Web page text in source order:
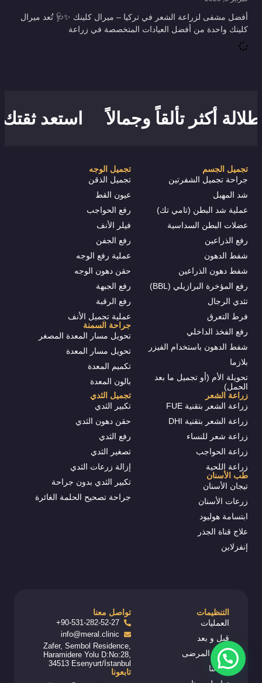
أفضل مشفى لزراعة الشعر في تركيا – ميرال كلينك ✨🩺 تُعد ميرال
كلينك واحدة من أفضل العيادات المتخصصة في زراعة
استعد ثقتك أكثر تألقاً وجمالاً
تجميل الجسم
جراحة تجميل الشفرتين
شد المهبل
عملية شد البطن (تامي تك)
عضلات البطن السداسية
رفع الذراعين
شفط الدهون
شفط دهون الذراعين
رفع المؤخرة البرازيلي (BBL)
تثدي الرجال
فرط التعرق
رفع الفخذ الداخلي
شفط الدهون باستخدام الفيزر
بلازما
تحويلة الأم (أو تجميل ما بعد
الحمل)
تجميل الوجه
تجميل الذقن
عيون القط
رفع الحواجب
فيلر الأنف
رفع الجفن
عملية رفع الوجه
حقن دهون الوجه
رفع الجبهة
رفع الرقبة
عملية تجميل الأنف
جراحة السمنة
تحويل مسار المعدة المصغر
تحويل مسار المعدة
تكميم المعدة
بالون المعدة
زراعة الشعر
زراعة الشعر بتقنية FUE
زراعة الشعر بتقنية DHI
زراعة شعر للنساء
زراعة الحواجب
زراعة اللحية
طب الأسنان
تيجان الأسنان
زرعات الأسنان
ابتسامة هوليود
علاج قناة الجذر
إنفزلاين
تجميل الثدي
تكبير الثدي
حقن دهون الثدي
رفع الثدي
تصغير الثدي
إزالة زرعات الثدي
تكبير الثدي بدون جراحة
جراحة تصحيح الحلمة الغائرة
التنظيمات
العمليات
قبل و بعد
رحلة المرضى
أطبائنا
تواصل معنا
90-531-282-52-27+
info@meral.clinic
Zafer, Sembol Residence,
Haramidere Yolu D:No:28,
34513 Esenyurt/İstanbul
تابعونا